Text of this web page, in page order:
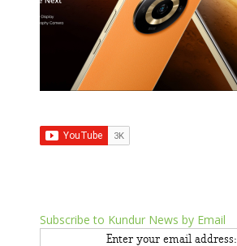
Subscribe to Kundur News by Email
Enter your email address: